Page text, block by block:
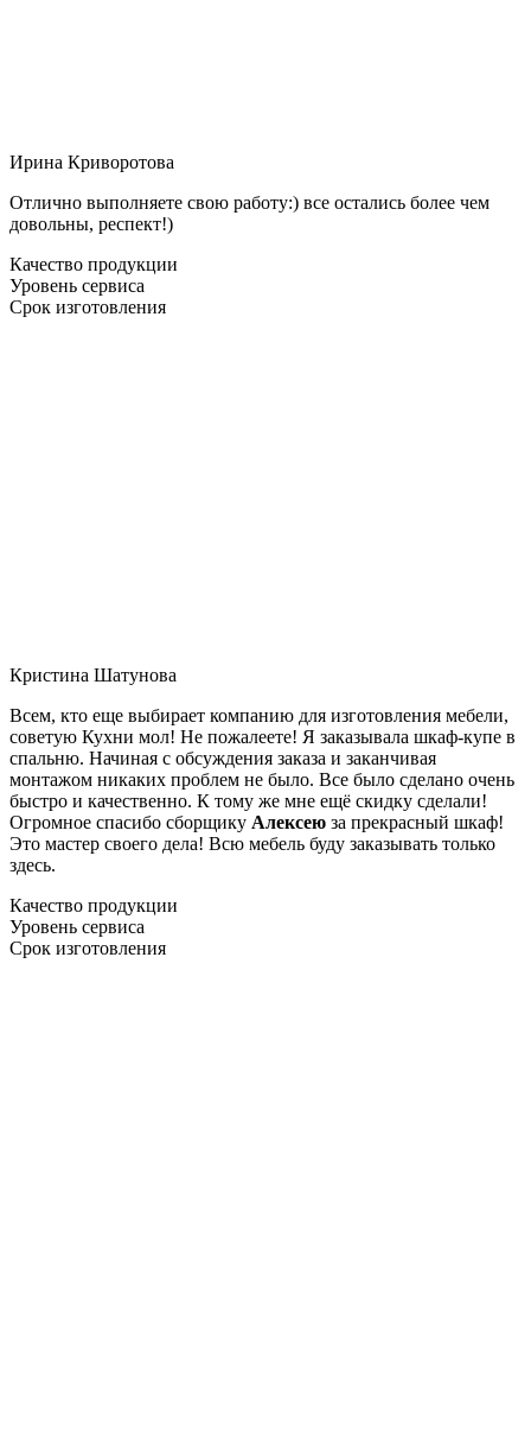
Ирина Криворотова
Отлично выполняете свою работу:) все остались более чем
довольны, респект!)
Качество продукции
Уровень сервиса
Срок изготовления
Кристина Шатунова
Всем, кто еще выбирает компанию для изготовления мебели,
советую Кухни мол! Не пожалеете! Я заказывала шкаф-купе в
спальню. Начиная с обсуждения заказа и заканчивая
монтажом никаких проблем не было. Все было сделано очень
быстро и качественно. К тому же мне ещё скидку сделали!
Огромное спасибо сборщику Алексею за прекрасный шкаф!
Это мастер своего дела! Всю мебель буду заказывать только
здесь.
Качество продукции
Уровень сервиса
Срок изготовления